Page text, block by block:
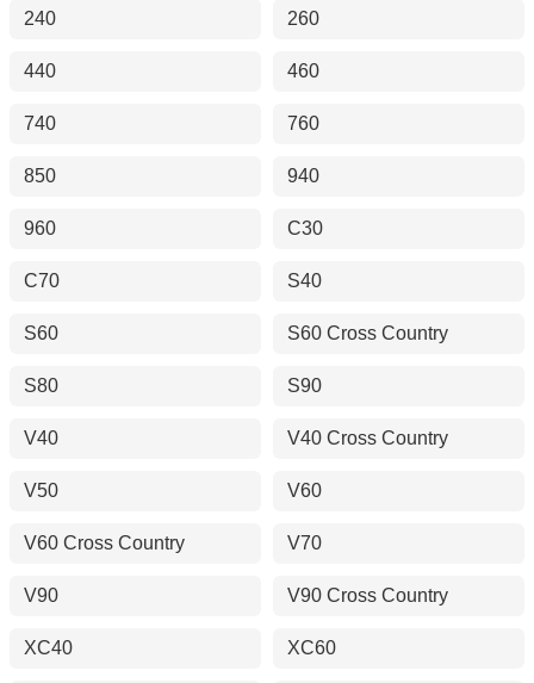
240
260
440 460
740 760
850 940
960 C30
C70 S40
S60 S60 Cross Country
S80 S90
V40 V40 Cross Country
V50 V60
V60 Cross Country V70
V90 V90 Cross Country
XC40 XC60